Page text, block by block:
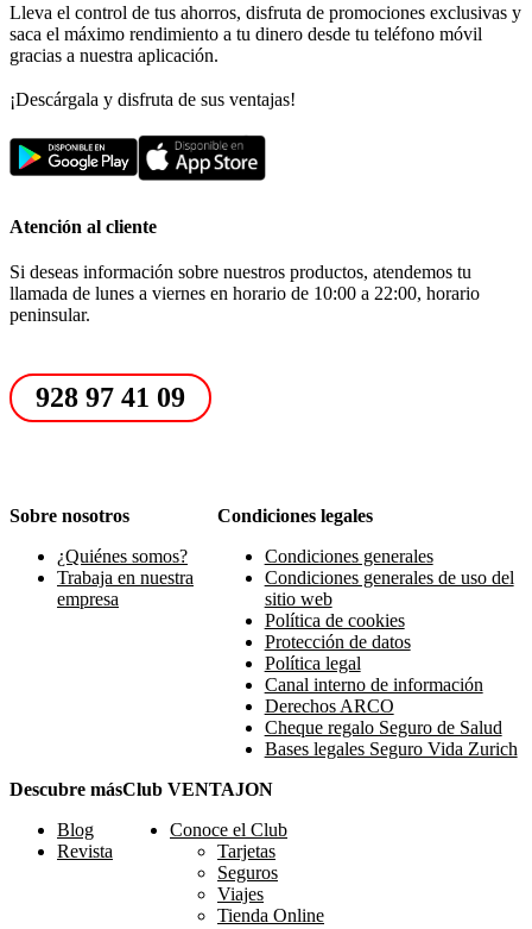
Lleva el control de tus ahorros, disfruta de promociones exclusivas y
saca el máximo rendimiento a tu dinero desde tu teléfono móvil
gracias a nuestra aplicación.
¡Descárgala y disfruta de sus ventajas!
Atención al cliente
Si deseas información sobre nuestros productos, atendemos tu
llamada de lunes a viernes en horario de 10:00 a 22:00, horario
peninsular.
928 97 41 09
Sobre nosotros
¿Quiénes somos?
Trabaja en nuestra
empresa
Condiciones legales
Condiciones generales
Condiciones generales de uso del
sitio web
Política de cookies
Protección de datos
Política legal
Canal interno de información
Derechos ARCO
Cheque regalo Seguro de Salud
Bases legales Seguro Vida Zurich
Descubre más
Blog
Revista
Club VENTAJON
Conoce el Club
Tarjetas
Seguros
Viajes
Tienda Online